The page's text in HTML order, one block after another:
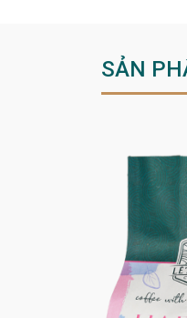
SẢN